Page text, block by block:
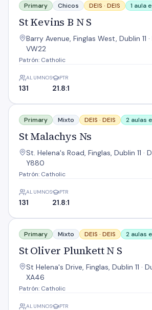
Primary Chicos DEIS · DEIS 1 aula
St Kevins B N S
Barry Avenue, Finglas West, Dublin 11 ·
VW22
Patrón: Catholic
ALUMNOS
131
PTR
21.8:1
St Malachys Ns
Primary Mixto DEIS · DEIS 2 aulas
St Malachys Ns
St. Helena's Road, Finglas, Dublin 11 ·
Y880
Patrón: Catholic
ALUMNOS
131
PTR
21.8:1
St Oliver Plunkett N S
Primary Mixto DEIS · DEIS 2 aulas
St Oliver Plunkett N S
St Helena's Drive, Finglas, Dublin 11 ·
XA46
Patrón: Catholic
ALUMNOS PTR